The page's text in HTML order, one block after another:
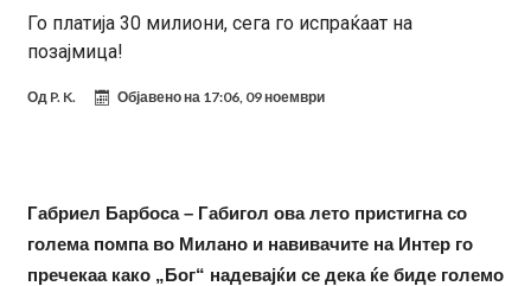
Мурињо воведува строга дисциплина во Реал Мадрид: Ова се
трите нови правила за успех
Целосна војна: Барса го растура најважниот летен трансфер на
Атлетико?!
Инфантино имал љубовница: Испливаа скандалозни
Мурињо воведува строга дисциплина во Реал Мадрид: Ова се
трите нови правила
Неочекувана „бомба“ од Англија: Ливерпул се засили од
Го платија 30 милиони, сега го испраќаат на
позајмица!
Од P. K. Објавено на 17:06, 09 ноември
Габриел Барбоса – Габигол ова лето пристигна со
голема помпа во Милано и навивачите на Интер го
пречекаа како „Бог“ надевајќи се дека ќе биде големо